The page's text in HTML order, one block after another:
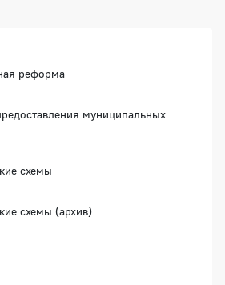
реформа
муниципальных
схемы
схемы (архив)